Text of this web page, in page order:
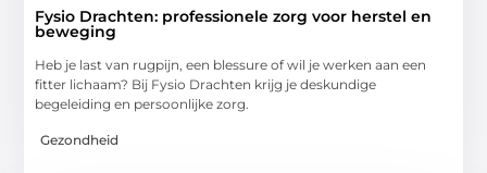
Fysio Drachten: professionele zorg voor herstel en
beweging
Heb je last van rugpijn, een blessure of wil je werken aan een
fitter lichaam? Bij Fysio Drachten krijg je deskundige
begeleiding en persoonlijke zorg.
Gezondheid